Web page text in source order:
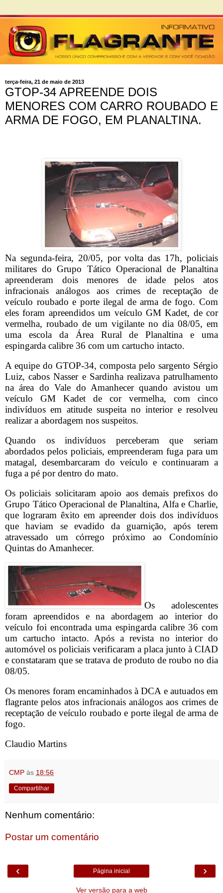
terça-feira, 21 de maio de 2013
GTOP-34 APREENDE DOIS
MENORES COM CARRO ROUBADO E
ARMA DE FOGO, EM PLANALTINA.
Na segunda-feira, 20/05, por volta das 17h, policiais
militares do Grupo Tático Operacional de Planaltina
apreenderam dois menores de idade pelos atos
infracionais análogos aos crimes de receptação de
veículo roubado e porte ilegal de arma de fogo. Com
eles foram apreendidos um veículo GM Kadet, de cor
vermelha, roubado de um vigilante no dia 08/05, em
uma escola da Área Rural de Planaltina e uma
espingarda calibre 36 com um cartucho intacto.
A equipe do GTOP-34, composta pelo sargento Sérgio
Luiz, cabos Nasser e Sardinha realizava patrulhamento
na área do Vale do Amanhecer quando avistou um
veículo GM Kadet de cor vermelha, com cinco
indivíduos em atitude suspeita no interior e resolveu
realizar a abordagem nos suspeitos.
Quando os indivíduos perceberam que seriam
abordados pelos policiais, empreenderam fuga para um
matagal, desembarcaram do veículo e continuaram a
fuga a pé por dentro do mato.
Os policiais solicitaram apoio aos demais prefixos do
Grupo Tático Operacional de Planaltina, Alfa e Charlie,
que lograram êxito em apreender dois dos indivíduos
que haviam se evadido da guarnição, após terem
atravessado um córrego próximo ao Condomínio
Quintas do Amanhecer.
Os adolescentes
foram apreendidos e na abordagem ao interior do
veículo foi encontrada uma espingarda calibre 36 com
um cartucho intacto. Após a revista no interior do
automóvel os policiais verificaram a placa junto à CIAD
e constataram que se tratava de produto de roubo no dia
08/05.
Os menores foram encaminhados à DCA e autuados em
flagrante pelos atos infracionais análogos aos crimes de
receptação de veículo roubado e porte ilegal de arma de
fogo.
Claudio Martins
CMP às 18:56
Compartilhar
Nenhum comentário:
Postar um comentário
‹ ›
Página inicial
Ver versão para a web